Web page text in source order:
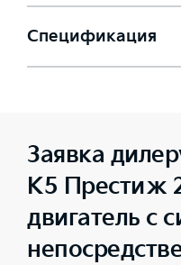
Спецификация
Заявка
K5 Престиж
двигатель с